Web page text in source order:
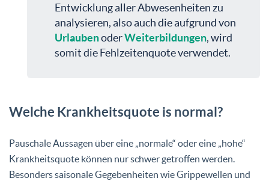
Entwicklung aller Abwesenheiten zu
analysieren, also auch die aufgrund von
UrlaubenoderWeiterbildungen, wird
somit die Fehlzeitenquote verwendet.
Welche Krankheitsquote is normal?
Pauschale Aussagen über eine „normale“ oder eine „hohe“
Krankheitsquote können nur schwer getroffen werden.
Besonders saisonale Gegebenheiten wie Grippewellen und